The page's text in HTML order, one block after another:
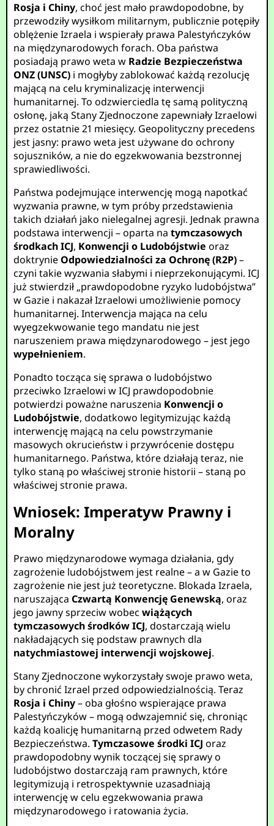
Rosja i Chiny, choć jest mało prawdopodobne, by
przewodziły wysiłkom militarnym, publicznie potępiły
oblężenie Izraela i wspierały prawa Palestyńczyków
na międzynarodowych forach. Oba państwa
posiadają prawo weta w Radzie Bezpieczeństwa
ONZ (UNSC) i mogłyby zablokować każdą rezolucję
mającą na celu kryminalizację interwencji
humanitarnej. To odzwierciedla tę samą polityczną
osłonę, jaką Stany Zjednoczone zapewniały Izraelowi
przez ostatnie 21 miesięcy. Geopolityczny precedens
jest jasny: prawo weta jest używane do ochrony
sojuszników, a nie do egzekwowania bezstronnej
sprawiedliwości.
Państwa podejmujące interwencję mogą napotkać
wyzwania prawne, w tym próby przedstawienia
takich działań jako nielegalnej agresji. Jednak prawna
podstawa interwencji – oparta natymczasowych
środkach ICJ, Konwencji o Ludobójstwie oraz
doktrynieOdpowiedzialności za Ochronę (R2P)–
czyni takie wyzwania słabymi i nieprzekonującymi. ICJ
już stwierdził „prawdopodobne ryzyko ludobójstwa”
w Gazie i nakazał Izraelowi umożliwienie pomocy
humanitarnej. Interwencja mająca na celu
wyegzekwowanie tego mandatu nie jest
naruszeniem prawa międzynarodowego – jest jego
wypełnieniem.
Ponadto tocząca się sprawa o ludobójstwo
przeciwko Izraelowi w ICJ prawdopodobnie
potwierdzi poważne naruszenia Konwencji o
Ludobójstwie, dodatkowo legitymizując każdą
interwencję mającą na celu powstrzymanie
masowych okrucieństw i przywrócenie dostępu
humanitarnego. Państwa, które działają teraz, nie
tylko staną po właściwej stronie historii – staną po
właściwej stronie prawa.
Wniosek: Imperatyw Prawny i
Moralny
Prawo międzynarodowe wymaga działania, gdy
zagrożenie ludobójstwem jest realne – a w Gazie to
zagrożenie nie jest już teoretyczne. Blokada Izraela,
naruszającaCzwartą Konwencję Genewską, oraz
jego jawny sprzeciw wobecwiążących
tymczasowych środków ICJ, dostarczają wielu
nakładających się podstaw prawnych dla
natychmiastowej interwencji wojskowej.
Stany Zjednoczone wykorzystały swoje prawo weta,
by chronić Izrael przed odpowiedzialnością. Teraz
Rosja i Chiny– oba głośno wspierające prawa
Palestyńczyków – mogą odwzajemnić się, chroniąc
każdą koalicję humanitarną przed odwetem Rady
Bezpieczeństwa.Tymczasowe środki ICJ oraz
prawdopodobny wynik toczącej się sprawy o
ludobójstwo dostarczają ram prawnych, które
legitymizują i retrospektywnie uzasadniają
interwencję w celu egzekwowania prawa
międzynarodowego i ratowania życia.